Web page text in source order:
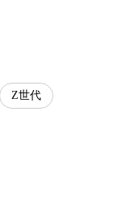
Z世代